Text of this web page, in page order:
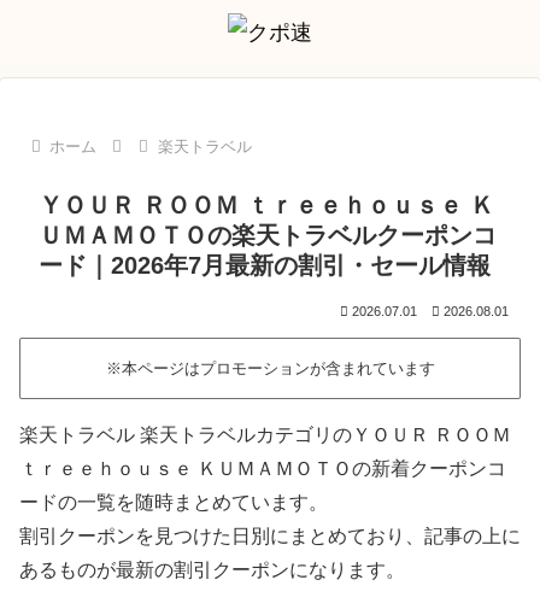
ホーム 楽天トラベル
ＹＯＵＲ ＲＯＯＭ ｔｒｅｅｈｏｕｓｅ Ｋ
ＵＭＡＭＯＴＯの楽天トラベルクーポンコ
ード｜2026年7月最新の割引・セール情報
2026.07.01 2026.08.01
※本ページはプロモーションが含まれています
楽天トラベル 楽天トラベルカテゴリのＹＯＵＲ ＲＯＯＭ
ｔｒｅｅｈｏｕｓｅ ＫＵＭＡＭＯＴＯの新着クーポンコ
ードの一覧を随時まとめています。
割引クーポンを見つけた日別にまとめており、記事の上に
あるものが最新の割引クーポンになります。